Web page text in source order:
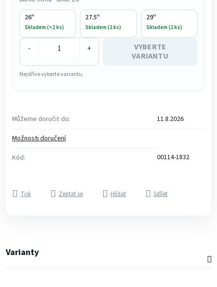
26"
Skladem (>2 ks)
27.5"
Skladem (2 ks)
29"
Skladem (2 ks)
- +
VYBERTE
VARIANTU
Nejdříve vyberte variantu.
Můžeme doručit do:
11.8.2026
Možnosti doručení
Kód:
00114-1832
Tisk Zeptat se Hlídat Sdílet
Varianty